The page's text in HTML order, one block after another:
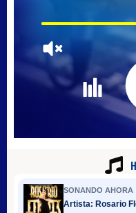
SONANDO AHORA
Artista: Rosario